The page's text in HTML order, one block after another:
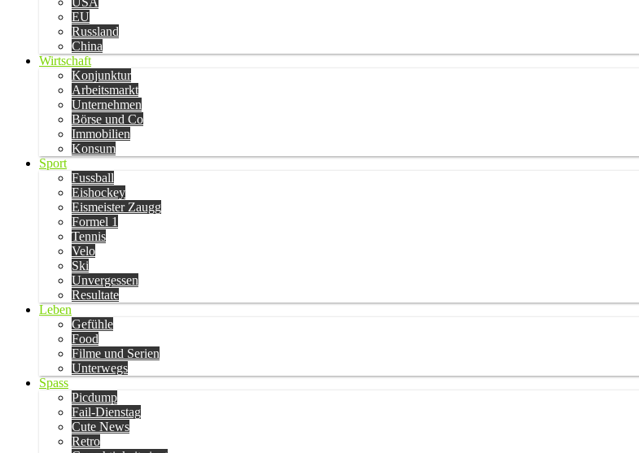
EU
Russland
China
Wirtschaft
Konjunktur
Arbeitsmarkt
Unternehmen
Börse und Co
Immobilien
Konsum
Sport
Fussball
Eishockey
Eismeister Zaugg
Formel 1
Tennis
Velo
Ski
Unvergessen
Resultate
Leben
Gefühle
Food
Filme und Serien
Unterwegs
Spass
Picdump
Fail-Dienstag
Cute News
Retro